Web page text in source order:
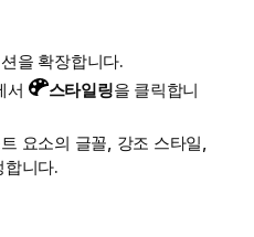
을 확장합니다.
서 스타일링을 클릭합니
요소의 글꼴, 강조 스타일,
합니다.